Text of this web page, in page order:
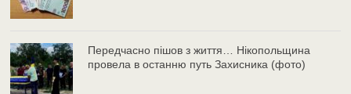
Передчасно пішов з життя… Нікопольщина
провела в останню путь Захисника (фото)